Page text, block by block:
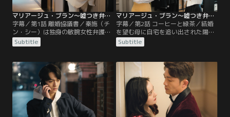
マリアージュ・ブラン～嘘つき弁護士の愛の法則～ 第01話／字幕
字幕／第1話 離婚協議書／秦施（チ
ン・シー）は独身の敏腕女性弁護
士。2年前、師匠の卞静（ビエン・
ジン）は秦施を自らの勤め先でもあ
婚者と偽って推薦した。架空の夫を
仕立てて採用された秦施だが、その
才能を所長夫婦に買われてシニア弁
護士に上りつめる。一方、名門大学
を卒業した陽華（ヤン・ホワ）は家
に引きこもり…。
Subtitle
マリアージュ・ブラン～嘘つき弁護士の愛の法則～ 第02話／字幕
字幕／第2話 コーヒーと緑茶／結婚
を望む母に自宅を追い出された陽華
（ヤン・ホワ）は、友人の蔡亮（ツ
ァイ・リャン）に「時には善意の嘘
いつく。一方、秦施（チン・シー）
は女性経営者協会の法律顧問の座を
得るべく情報集めに奔走。会長の姪
に接触するが、彼女は一筋縄ではい
かない人物だった。そんな中…。
Subtitle